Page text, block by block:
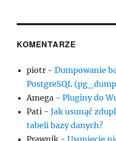
KOMENTARZE
piotr -Dumpowanie
PostgreSQL
Amega -Pluginy do
Pati -Jak usunąć
tabeli bazy danych?
Prawnik -Usunięcie